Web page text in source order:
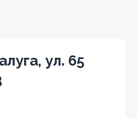
ул. 65